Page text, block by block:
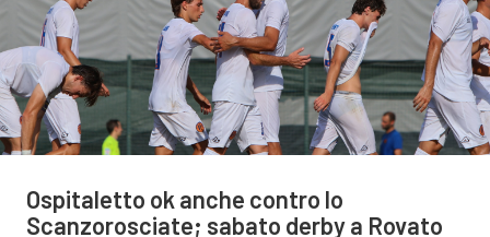
Ospitaletto ok anche contro lo
Scanzorosciate; sabato derby a Rovato